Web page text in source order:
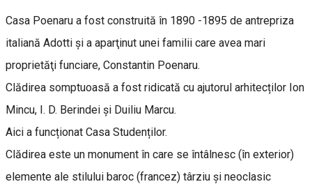
Casa Poenaru a fost construită în 1890 -1895 de antrepriza
italiană Adotti și a aparţinut unei familii care avea mari
proprietăţi funciare, Constantin Poenaru.
Clădirea somptuoasă a fost ridicată cu ajutorul arhitecților Ion
Mincu, I. D. Berindei şi Duiliu Marcu.
Aici a funcționat Casa Studenților.
Clădirea este un monument în care se întâlnesc (în exterior)
elemente ale stilului baroc (francez) târziu și neoclasic